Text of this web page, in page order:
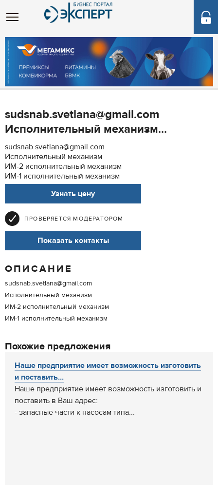
sudsnab.svetlana@gmail.com
Исполнительный механизм...
sudsnab.svetlana@gmail.com
Исполнительный механизм
ИМ-2 исполнительный механизм
ИМ-1 исполнительный механизм
Узнать цену
ПРОВЕРЯЕТСЯ МОДЕРАТОРОМ
Показать контакты
ОПИСАНИЕ
sudsnab.svetlana@gmail.com
Исполнительный механизм
ИМ-2 исполнительный механизм
ИМ-1 исполнительный механизм
Похожие предложения
Наше предприятие имеет возможность изготовить
и поставить...
Наше предприятие имеет возможность изготовить и
поставить в Ваш адрес:
- запасные части к насосам типа...